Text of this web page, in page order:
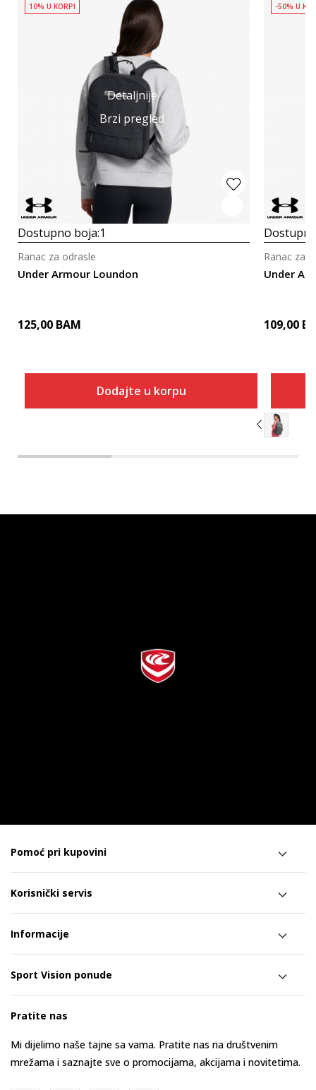
Detaljnije
Brzi pregled
10% U KORPI
Dostupno boja:1
Under Armour Loundon
Ranac za odrasle
125,00 BAM
Dodajte u korpu
-50% U
Under
Ranac za
109,00
Pomoć pri kupovini
Korisnički servis
Informacije
Sport Vision ponude
Pratite nas
Mi dijelimo naše tajne sa vama. Pratite nas na društvenim
mrežama i saznajte sve o promocijama, akcijama i novitetima.